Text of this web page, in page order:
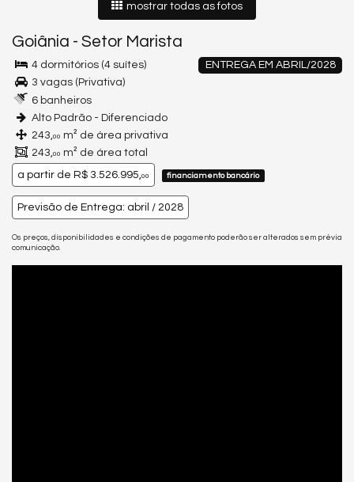
mostrar todas as fotos
Goiânia - Setor Marista
ENTREGA EM ABRIL/2028
4 dormitórios (4 suítes)
3 vagas (Privativa)
6 banheiros
Alto Padrão - Diferenciado
243,00 m² de área privativa
243,00 m² de área total
a partir de R$ 3.526.995,00 financiamento bancário
Previsão de Entrega: abril / 2028
Os preços, disponibilidades e condições de pagamento poderão ser alterados sem prévia
comunicação.